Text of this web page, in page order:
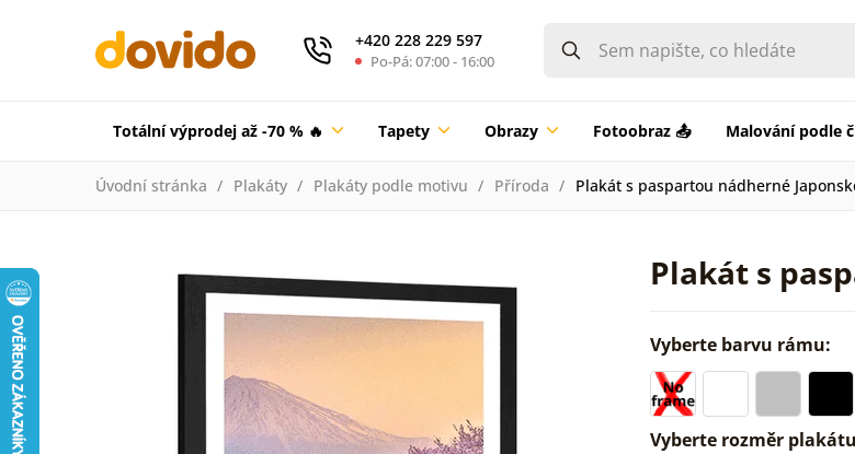
+420 228 229 597
Po-Pá: 07:00 - 16:00
Totální výprodej až -70 % 🔥 Tapety Obrazy Fotoobraz 📤 Malování podle
Úvodní stránka Plakáty Plakáty podle motivu Příroda Plakát s paspartou nádherné
Plakát s
Vyberte barvu rámu:
Vyberte rozměr